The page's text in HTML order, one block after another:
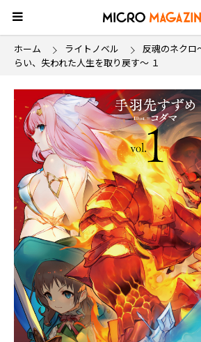
ホーム ライトノベル
反魂のネクロ
らい、失われた人生を取り戻す～ １